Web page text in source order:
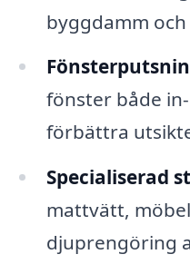
byggdamm
fönster både
förbättra
Specialiserad
mattvätt,
djuprengöring